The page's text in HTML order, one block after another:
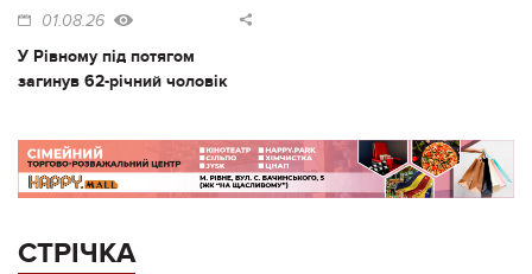
01.08.26
У Рівному під потягом
загинув 62-річний чоловік
СТРІЧКА